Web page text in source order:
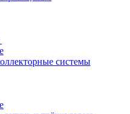
системы